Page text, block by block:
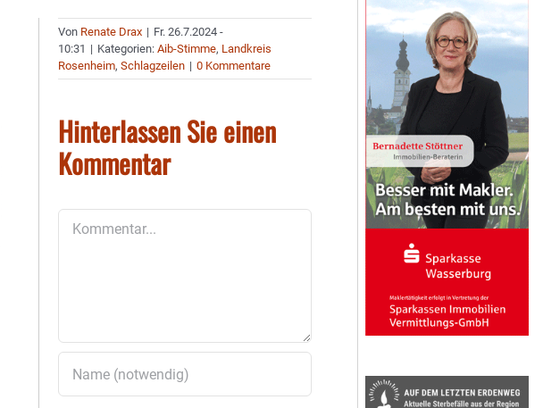
Von Renate Drax | Fr. 26.7.2024 -
10:31 | Kategorien:Aib-Stimme, Landkreis
Rosenheim,Schlagzeilen | 0 Kommentare
Hinterlassen Sie einen
Kommentar